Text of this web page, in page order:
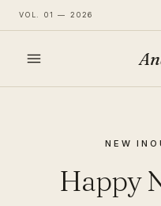
VOL. 01 — 2026
NEW IN
Happy